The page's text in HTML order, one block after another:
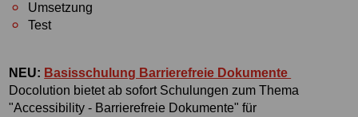
Umsetzung
Test
NEU: Basisschulung Barrierefreie Dokumente
Docolution bietet ab sofort Schulungen zum Thema
"Accessibility - Barrierefreie Dokumente" für